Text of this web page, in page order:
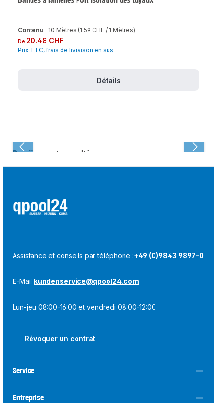
Contenu : 10 Mètres (1.59 CHF / 1 Mètres)
Prix régulier :
De 20.48 CHF
Prix TTC, frais de livraison en sus
Détails
Dernièrement consulté :
Assistance et conseils par téléphone :+49 (0)9843 9897-0
E-Mail kundenservice@qpool24.com
Lun-jeu 08:00-16:00 et vendredi 08:00-12:00
Révoquer un contrat
Service
Entreprise